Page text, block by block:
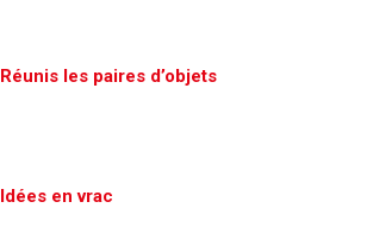
Réunis les paires d’objets
Idées en vrac